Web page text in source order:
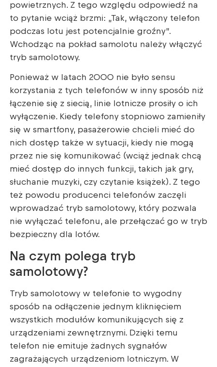
powietrznych. Z tego względu odpowiedź na
to pytanie wciąż brzmi: „Tak, włączony telefon
podczas lotu jest potencjalnie groźny”.
Wchodząc na pokład samolotu należy włączyć
tryb samolotowy.
Ponieważ w latach 2000 nie było sensu
korzystania z tych telefonów w inny sposób niż
łączenie się z siecią, linie lotnicze prosiły o ich
wyłączenie. Kiedy telefony stopniowo zamieniły
się w smartfony, pasażerowie chcieli mieć do
nich dostęp także w sytuacji, kiedy nie mogą
przez nie się komunikować (wciąż jednak chcą
mieć dostęp do innych funkcji, takich jak gry,
słuchanie muzyki, czy czytanie książek). Z tego
też powodu producenci telefonów zaczęli
wprowadzać tryb samolotowy, który pozwala
nie wyłączać telefonu, ale przełączać go w tryb
bezpieczny dla lotów.
Na czym polega tryb
samolotowy?
Tryb samolotowy w telefonie to wygodny
sposób na odłączenie jednym kliknięciem
wszystkich modułów komunikujących się z
urządzeniami zewnętrznymi. Dzięki temu
telefon nie emituje żadnych sygnałów
zagrażających urządzeniom lotniczym. W